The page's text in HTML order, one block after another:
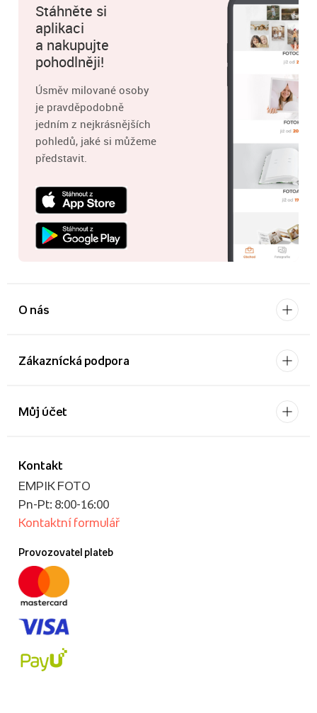
Stáhněte si
aplikaci
a nakupujte
pohodlněji!
Úsměv milované osoby
je pravděpodobně
jedním z nejkrásnějších
pohledů, jaké si můžeme
představit.
O nás
Zákaznícká podpora
Kontakt
EMPIK FOTO
Pn-Pt: 8:00-16:00
Kontaktní formulář
Provozovatel plateb
Můj účet